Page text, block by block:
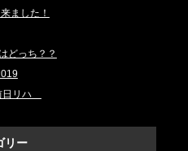
ました！
どっち？？
日リハ
リー